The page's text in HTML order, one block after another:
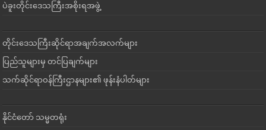
ပဲခူးတိုင်းဒေသကြီးအစိုးရအဖွဲ့
တိုင်းဒေသကြီးဆိုင်ရာအချက်အလက်များ
ပြည်သူများမှ တင်ပြချက်များ
သက်ဆိုင်ရာဝန်ကြီးဌာနများ၏ ဖုန်းနံပါတ်များ
နိုင်ငံတော် သမ္မတရုံး